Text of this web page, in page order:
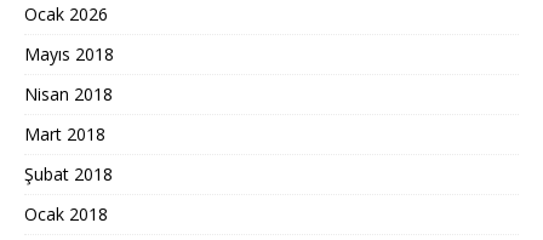
Ocak 2026
Mayıs 2018
Nisan 2018
Mart 2018
Şubat 2018
Ocak 2018